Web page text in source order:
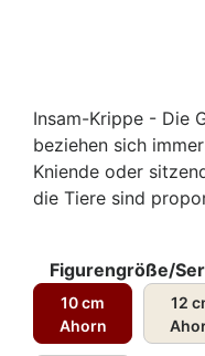
Insam-Krippe - Die
beziehen sich
Kniende oder
die Tiere sind
Figurengröße/
10 cm
Ahorn
12